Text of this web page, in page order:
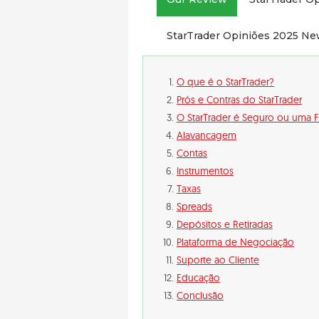
StarTrader Opiniões 2025
O que é o StarTrader?
Prós e Contras do StarTrader
O StarTrader é Seguro ou uma
Alavancagem
Contas
Instrumentos
Taxas
Spreads
Depósitos e Retiradas
Plataforma de Negociação
Suporte ao Cliente
Educação
Conclusão